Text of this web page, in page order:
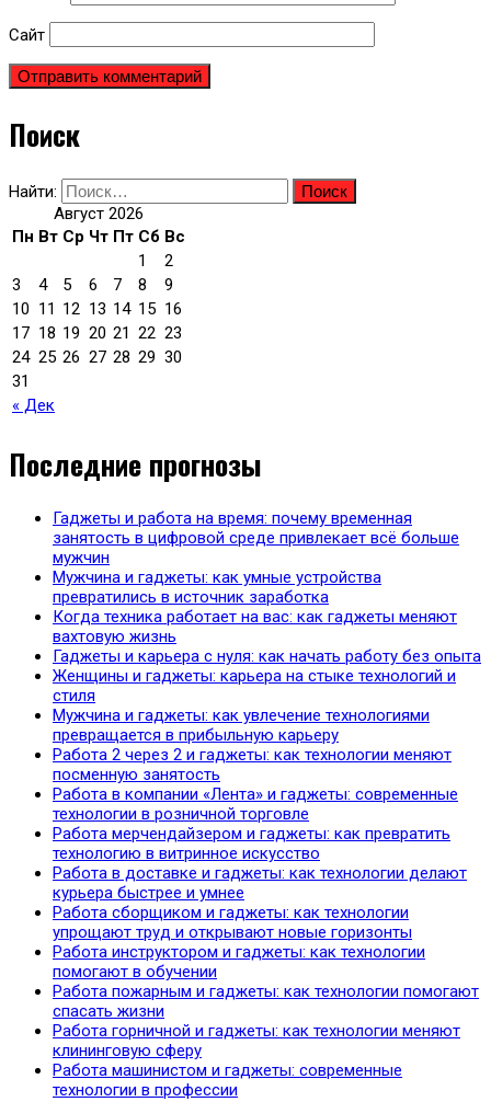
Сайт
Поиск
Найти:
Август 2026
Пн Вт Ср Чт Пт Сб Вс
« Дек
1
2
3
4 5 6 7 8
9
10 11 12 13 14 15 16
17 18 19 20 21 22 23
24 25 26 27 28 29 30
31
Последние прогнозы
Гаджеты и работа на время: почему временная
занятость в цифровой среде привлекает всё больше
мужчин
Мужчина и гаджеты: как умные устройства
превратились в источник заработка
Когда техника работает на вас: как гаджеты меняют
вахтовую жизнь
Гаджеты и карьера с нуля: как начать работу без опыта
Женщины и гаджеты: карьера на стыке технологий и
стиля
Мужчина и гаджеты: как увлечение технологиями
превращается в прибыльную карьеру
Работа 2 через 2 и гаджеты: как технологии меняют
посменную занятость
Работа в компании «Лента» и гаджеты: современные
технологии в розничной торговле
Работа мерчендайзером и гаджеты: как превратить
технологию в витринное искусство
Работа в доставке и гаджеты: как технологии делают
курьера быстрее и умнее
Работа сборщиком и гаджеты: как технологии
упрощают труд и открывают новые горизонты
Работа инструктором и гаджеты: как технологии
помогают в обучении
Работа пожарным и гаджеты: как технологии помогают
спасать жизни
Работа горничной и гаджеты: как технологии меняют
клининговую сферу
Работа машинистом и гаджеты: современные
технологии в профессии